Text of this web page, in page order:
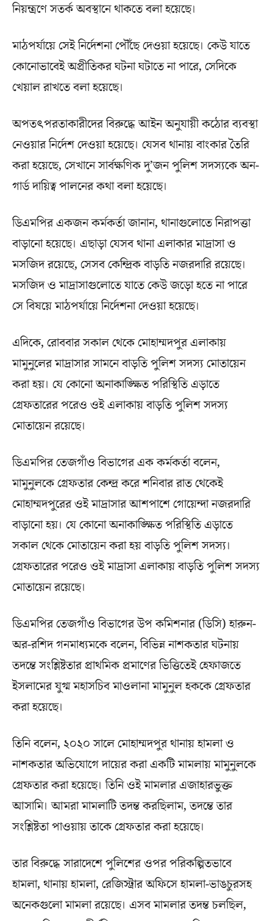
নিয়ন্ত্রণে সতর্ক অবস্থানে থাকতে বলা হয়েছে।
মাঠপর্যায়ে সেই নির্দেশনা পৌঁছে দেওয়া হয়েছে। কেউ যাতে
কোনোভাবেই অপ্রীতিকর ঘটনা ঘটাতে না পারে, সেদিকে
খেয়াল রাখতে বলা হয়েছে।
অপতৎপরতাকারীদের বিরুদ্ধে আইন অনুযায়ী কঠোর ব্যবস্থা
নেওয়ার নির্দেশ দেওয়া হয়েছে। যেসব থানায় বাংকার তৈরি
করা হয়েছে, সেখানে সার্বক্ষণিক দু’জন পুলিশ সদস্যকে অন-
গার্ড দায়িত্ব পালনের কথা বলা হয়েছে।
ডিএমপির একজন কর্মকর্তা জানান, থানাগুলোতে নিরাপত্তা
বাড়ানো হয়েছে। এছাড়া যেসব থানা এলাকার মাদ্রাসা ও
মসজিদ রয়েছে, সেসব কেন্দ্রিক বাড়তি নজরদারি রয়েছে।
মসজিদ ও মাদ্রাসাগুলোতে যাতে কেউ জড়ো হতে না পারে
সে বিষয়ে মাঠপর্যায়ে নির্দেশনা দেওয়া হয়েছে।
এদিকে, রোববার সকাল থেকে মোহাম্মদপুর এলাকায়
মামুনুলের মাদ্রাসার সামনে বাড়তি পুলিশ সদস্য মোতায়েন
করা হয়। যে কোনো অনাকাঙ্ক্ষিত পরিস্থিতি এড়াতে
গ্রেফতারের পরেও ওই এলাকায় বাড়তি পুলিশ সদস্য
মোতায়েন রয়েছে।
ডিএমপির তেজগাঁও বিভাগের এক কর্মকর্তা বলেন,
মামুনুলকে গ্রেফতার কেন্দ্র করে শনিবার রাত থেকেই
মোহাম্মদপুরের ওই মাদ্রাসার আশপাশে গোয়েন্দা নজরদারি
বাড়ানো হয়। যে কোনো অনাকাঙ্ক্ষিত পরিস্থিতি এড়াতে
সকাল থেকে মোতায়েন করা হয় বাড়তি পুলিশ সদস্য।
গ্রেফতারের পরেও ওই মাদ্রাসা এলাকায় বাড়তি পুলিশ সদস্য
মোতায়েন রয়েছে।
ডিএমপির তেজগাঁও বিভাগের উপ কমিশনার (ডিসি) হারুন-
অর-রশিদ গনমাধ্যমকে বলেন, বিভিন্ন নাশকতার ঘটনায়
তদন্তে সংশ্লিষ্টতার প্রাথমিক প্রমাণের ভিত্তিতেই হেফাজতে
ইসলামের যুগ্ম মহাসচিব মাওলানা মামুনুল হককে গ্রেফতার
করা হয়েছে।
তিনি বলেন, ২০২০ সালে মোহাম্মদপুর থানায় হামলা ও
নাশকতার অভিযোগে দায়ের করা একটি মামলায় মামুনুলকে
গ্রেফতার করা হয়েছে। তিনি ওই মামলার এজাহারভুক্ত
আসামি। আমরা মামলাটি তদন্ত করছিলাম, তদন্তে তার
সংশ্লিষ্টতা পাওয়ায় তাকে গ্রেফতার করা হয়েছে।
তার বিরুদ্ধে সারাদেশে পুলিশের ওপর পরিকল্পিতভাবে
হামলা, থানায় হামলা, রেজিস্ট্রার অফিসে হামলা-ভাঙচুরসহ
অনেকগুলো মামলা রয়েছে। এসব মামলার তদন্ত চলছিল,